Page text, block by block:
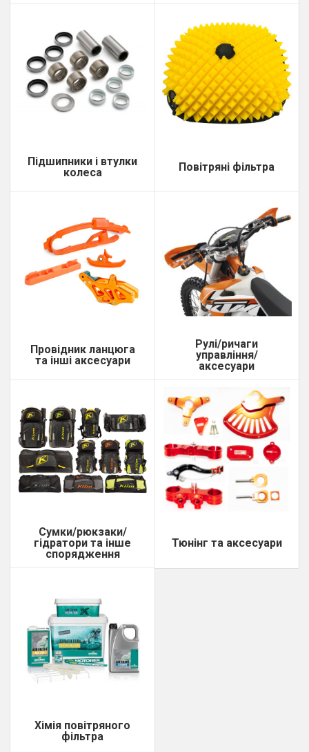
Підшипники і втулки
колеса
Повітряні фільтра
Провідник ланцюга
та інші аксесуари
Рулі/ричаги
управління/
аксесуари
Сумки/рюкзаки/
гідратори та інше
спорядження
Тюнінг та аксесуари
Хімія повітряного
фільтра